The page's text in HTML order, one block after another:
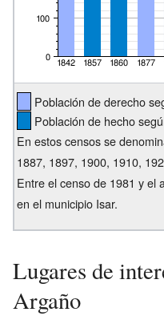
Población de derecho
Población de hecho
En estos censos se
1887, 1897, 1900, 1910,
Entre el censo de 1981 y el
en el municipio Isar.
Lugares de
Argaño